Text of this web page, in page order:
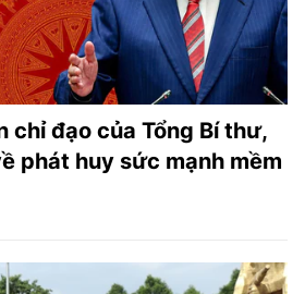
chỉ đạo của Tổng Bí thư,
phát huy sức mạnh mềm